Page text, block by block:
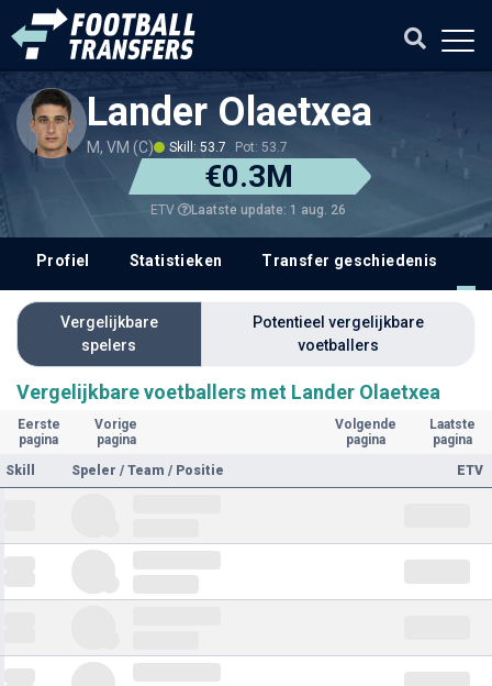
Lander Olaetxea
M, VM (C) Skill: 53.7 Pot: 53.7
€0.3M
ETV Laatste update: 1 aug. 26
Profiel Statistieken Transfer geschiedenis
Vergelijkbare
spelers
Potentieel vergelijkbare
voetballers
Vergelijkbare voetballers met Lander Olaetxea
Eerste
pagina
Vorige
pagina
Volgende
pagina
Laatste
pagina
Skill
Speler / Team / Positie ETV